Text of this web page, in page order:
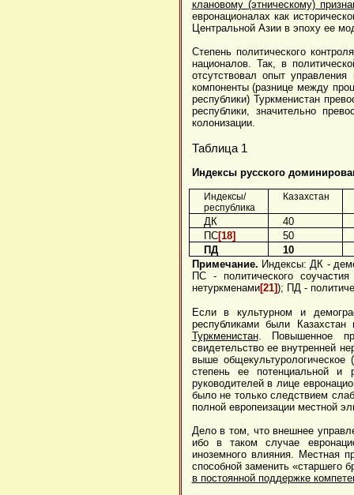
клановому (этническому)
евронационалах как
Центральной Азии в эпоху ее
Степень политического
националов. Так, в
отсутствовал опыт
компоненты (разнице между
республики) Туркменистан
республики, значительно
колонизации.
Таблица 1
Индексы русского
Индексы/
республика
Казахстан
ДК
40
ПС[18]
50
ПД
10
Примечание. Индексы: ДК -
ПС - политического
нетуркменами[21]); ПД -
Если в культурном и
республиками были
Туркменистан. Повышенное
свидетельство ее внутренней
выше
степень ее потенциальной и
руководителей в лице
было не только следствием
полной европеизации местной
Дело в том, что внешнее
ибо в таком случае
иноземного влияния. Местная
способной заменить «старшего
в постоянной поддержке